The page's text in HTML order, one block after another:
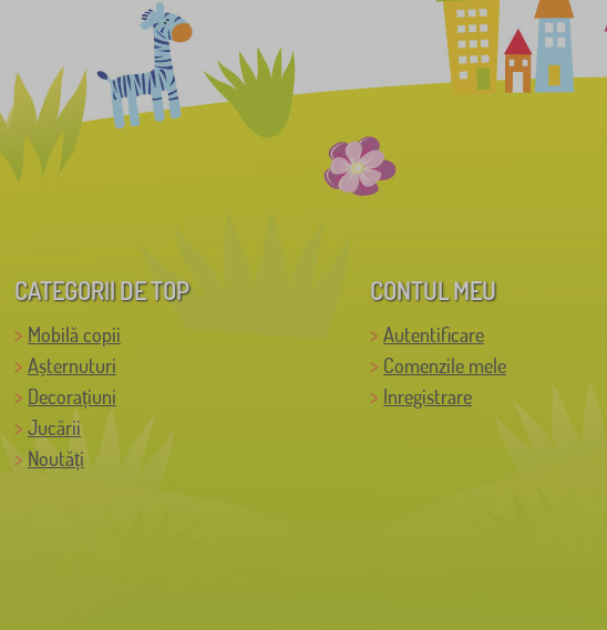
CATEGORII DE TOP
Mobilă copii
Așternuturi
Decorațiuni
Jucării
Noutăți
CONTUL MEU
Autentificare
Comenzile mele
Inregistrare